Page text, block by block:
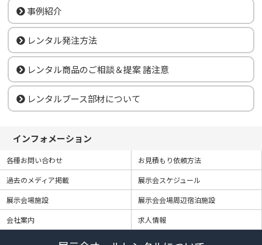
事例紹介
レンタル発注方法
レンタル商品のご相談＆提案 諸注意
レンタルブース部材について
インフォメーション
各種お問い合わせ
お見積もり依頼方法
過去のメディア掲載
展示会スケジュール
展示会場施設
展示会会場周辺宿泊施設
会社案内
求人情報